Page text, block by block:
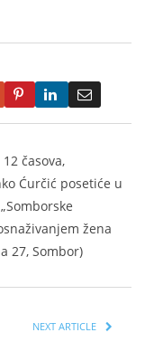
Google+PinterestLinkedIn
časova,
Ćurčić posetiće u
žena
27, Sombor)
NEXT ARTICLE